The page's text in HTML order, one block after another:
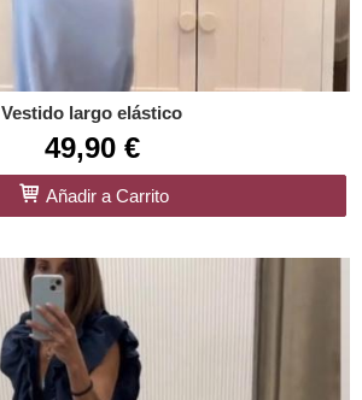
Vestido largo elástico
49,90 €
Añadir a Carrito